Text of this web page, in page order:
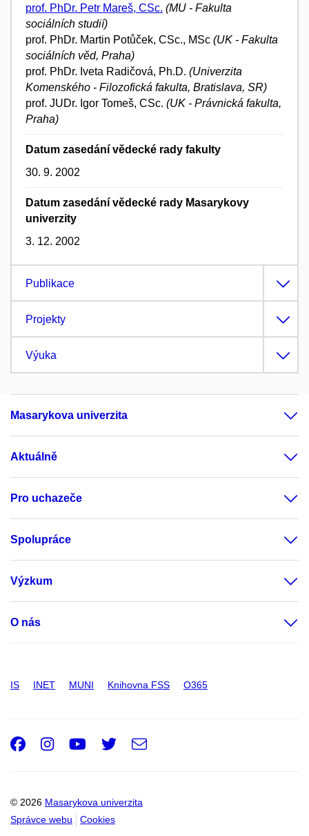
prof. PhDr. Petr Mareš, CSc. (MU - Fakulta
sociálních studií)
prof. PhDr. Martin Potůček, CSc., MSc (UK - Fakulta
sociálních věd, Praha)
prof. PhDr. Iveta Radičová, Ph.D. (Univerzita
Komenského - Filozofická fakulta, Bratislava, SR)
prof. JUDr. Igor Tomeš, CSc. (UK - Právnická fakulta,
Praha)
Datum zasedání vědecké rady fakulty
30. 9. 2002
Datum zasedání vědecké rady Masarykovy
univerzity
3. 12. 2002
Publikace
Projekty
Výuka
Masarykova univerzita
Aktuálně
Pro uchazeče
Spolupráce
Výzkum
O nás
IS INET MUNI Knihovna FSS O365
© 2026 Masarykova univerzita
Správce webu
Cookies
Facebook
Instagram
Youtube
Twitter
e-